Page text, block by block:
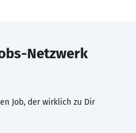
Netzwerk
Job, der wirklich zu Dir